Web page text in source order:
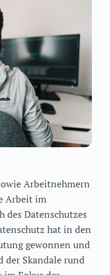
Arbeitnehmern
Arbeit im
des Datenschutzes
hat in den
gewonnen und
der Skandale rund